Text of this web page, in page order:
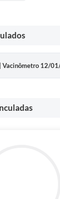
Vacinômetro 12/